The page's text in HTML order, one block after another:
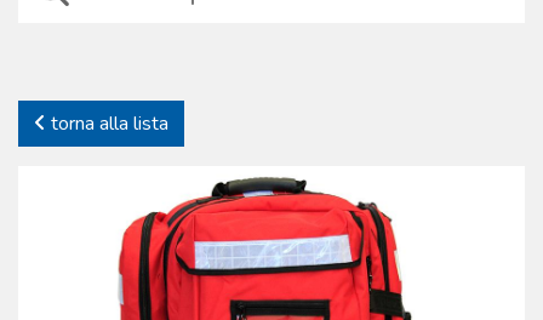
torna alla lista
processi produttivi che includono scelte di materiali resistenti agli
stress meccanici, cuciture specifiche e cerniere anti-grippaggio, facili
Niente è lasciato al caso, nemmeno la scelta dei colori e della
fantasia impiegati nei tessuti per le linee pediatriche. La Boscarol
produce anche l’unica RESCUE BAG originale, studiata e prodotta nel
lontano ’85 dal fondatore della società Oscar Boscarol, oggi
probabilmente la borsa più copiata dai concorrenti nel mondo.